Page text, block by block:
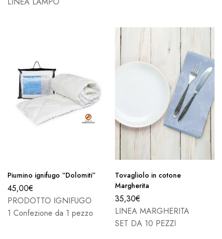
Piumino ignifugo “Dolomiti”
45,00€
PRODOTTO IGNIFUGO
1 Confezione da 1 pezzo
Tovagliolo in cotone
Margherita
35,30€
LINEA MARGHERITA
SET DA 10 PEZZI